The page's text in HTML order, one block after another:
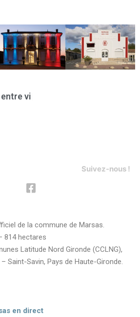
entre vignobles et
Suivez-nous !
de la commune de Marsas.
814 hectares
Latitude Nord Gironde (CCLNG),
Saint-Savin, Pays de Haute-Gironde.
en direct